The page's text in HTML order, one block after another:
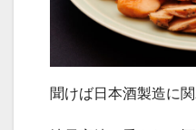
聞けば日本酒製造に